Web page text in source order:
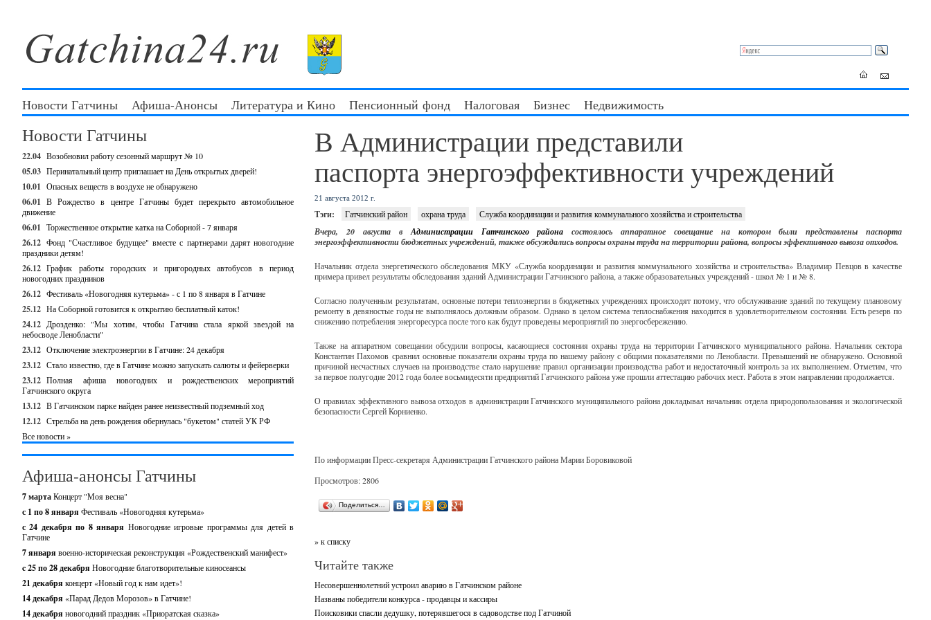
Новости Гатчины Афиша-Анонсы Литература и Кино Пенсионный фонд Налоговая Бизнес Недвижимость
Новости Гатчины
22.04 Возобновил работу сезонный маршрут № 10
05.03 Перинатальный центр приглашает на День открытых дверей!
10.01 Опасных веществ в воздухе не обнаружено
06.01 В Рождество в центре Гатчины будет перекрыто автомобильное
движение
06.01 Торжественное открытие катка на Соборной - 7 января
26.12 Фонд "Счастливое будущее" вместе с партнерами дарят новогодние
праздники детям!
26.12 График работы городских и пригородных автобусов в период
новогодних праздников
26.12 Фестиваль «Новогодняя кутерьма» - с 1 по 8 января в Гатчине
25.12 На Соборной готовится к открытию бесплатный каток!
24.12 Дрозденко: "Мы хотим, чтобы Гатчина стала яркой звездой на
небосводе Ленобласти"
23.12 Отключение электроэнергии в Гатчине: 24 декабря
23.12 Стало известно, где в Гатчине можно запускать салюты и фейерверки
23.12 Полная афиша новогодних и рождественских мероприятий
Гатчинского округа
13.12 В Гатчинском парке найден ранее неизвестный подземный ход
12.12 Стрельба на день рождения обернулась "букетом" статей УК РФ
Все новости »
Афиша-анонсы Гатчины
7 мартаКонцерт "Моя весна"
с 1 по 8 января Фестиваль «Новогодняя кутерьма»
с 24 декабря по 8 января Новогодние игровые программы для детей в
Гатчине
7 января военно-историческая реконструкция «Рождественский манифест»
c 25 по 28 декабря Новогодние благотворительные киносеансы
21 декабря концерт «Новый год к нам идет»!
14 декабря «Парад Дедов Морозов» в Гатчине!
14 декабря новогодний праздник «Приоратская сказка»
В Администрации представили
паспорта энергоэффективности учреждений
21 августа 2012 г.
Тэги: Гатчинский район охрана труда Служба координации и развития коммунального хозяйства и строительства
Вчера, 20 августа вАдминистрации Гатчинского района состоялось аппаратное совещание на котором были представлены паспорта
энергоэффективности бюджетных учреждений, также обсуждались вопросыохраны труда на территории района, вопросыэффективного вывоза отходов.
Начальник отдела энергетического обследования МКУ «Служба координации и развития коммунального хозяйства и строительства» Владимир Певцов в качестве
примера привел результаты обследования зданий Администрации Гатчинского района, а также образовательных учреждений - школ № 1 и № 8.
Согласно полученным результатам, основные потери теплоэнергии в бюджетных учреждениях происходят потому, что обслуживание зданий по текущему плановому
ремонту в девяностые годы не выполнялось должным образом. Однако в целом система теплоснабжения находится в удовлетворительном состоянии. Есть резерв по
снижению потребления энергоресурса после того как будут проведены мероприятий по энергосбережению.
Также на аппаратном совещании обсудили вопросы, касающиеся состояния охраны труда на территории Гатчинского муниципального района. Начальник сектора
Константин Пахомов сравнил основные показатели охраны труда по нашему району с общими показателями по Ленобласти. Превышений не обнаружено. Основной
причиной несчастных случаев на производстве стало нарушение правил организации производства работ и недостаточный контроль за их выполнением. Отметим, что
за первое полугодие 2012 года более восьмидесяти предприятий Гатчинского района уже прошли аттестацию рабочих мест. Работа в этом направлении продолжается.
О правилах эффективного вывоза отходов в администрации Гатчинского муниципального района докладывал начальник отдела природопользования и экологической
безопасности Сергей Корниенко.
По информации Пресс-секретаря Администрации Гатчинского района Марии Боровиковой
Просмотров: 2806
Поделиться…
» к списку
Читайте также
Несовершеннолетний устроил аварию в Гатчинском районе
Названы победители конкурса - продавцы и кассиры
Поисковики спасли дедушку, потерявшегося в садоводстве под Гатчиной